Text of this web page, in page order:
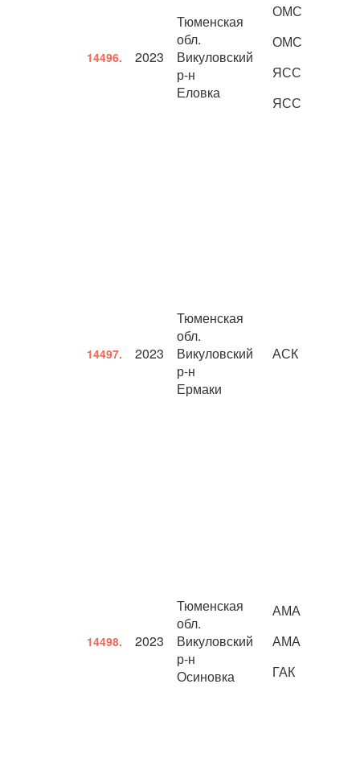
14496. 2023
Тюменская
обл.
Викуловский
р-н
Еловка
ОМС
ОМС
ЯСС
ЯСС
14497. 2023
Тюменская
обл.
Викуловский
р-н
Ермаки
АСК
14498. 2023
Тюменская
обл.
Викуловский
р-н
Осиновка
АМА
АМА
ГАК